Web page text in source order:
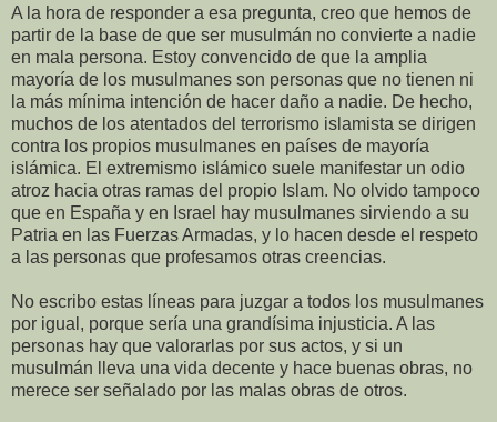
A la hora de responder a esa pregunta, creo que hemos de
partir de la base de que ser musulmán no convierte a nadie
en mala persona. Estoy convencido de que la amplia
mayoría de los musulmanes son personas que no tienen ni
la más mínima intención de hacer daño a nadie. De hecho,
muchos de los atentados del terrorismo islamista se dirigen
contra los propios musulmanes en países de mayoría
islámica. El extremismo islámico suele manifestar un odio
atroz hacia otras ramas del propio Islam. No olvido tampoco
que en España y en Israel hay musulmanes sirviendo a su
Patria en las Fuerzas Armadas, y lo hacen desde el respeto
a las personas que profesamos otras creencias.
No escribo estas líneas para juzgar a todos los musulmanes
por igual, porque sería una grandísima injusticia. A las
personas hay que valorarlas por sus actos, y si un
musulmán lleva una vida decente y hace buenas obras, no
merece ser señalado por las malas obras de otros.